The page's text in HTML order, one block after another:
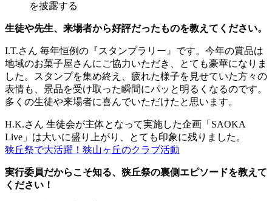
を披露する
生徒や先生、来場者から好評だったものを教えてください。
I.T.さん 毎年恒例の『スタンプラリー』です。今年の賞品は
地域のお菓子屋さんにご協力いただき、とても豪華になりま
した。スタンプを集め終え、疲れた様子を見せていた方々の
表情も、景品を受け取った瞬間にパッと明るくなるのです。
多くの生徒や来場者に喜んでいただけたと思います。
H.K.さん 生徒会が主体となって実施した企画「SAOKA
Live」は大いに盛り上がり、とても印象に残りました。
狭丘祭で大活躍！狭山ヶ丘のクラブ活動
実行委員だからこそ知る、狭丘祭の裏側エピソードを教えて
ください！